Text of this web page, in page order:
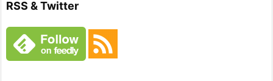
RSS & Twitter